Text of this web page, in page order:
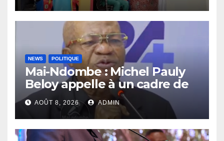
la nation
NEWS POLITIQUE
Mai-Ndombe : Michel Pauly
Beloy appelle à un cadre de
concertation avant la tenue
du dialogue inclusif
AOÛT 8, 2026 ADMIN